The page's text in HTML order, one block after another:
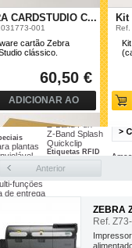
plantas
funções
de entrega
Pulseiras
Z-Band UltraSoft
Z-Band Direct
Z-Band Fun
Z-Band Splash
Quickclip
Etiquetas RFID
Pulseira RFID
4800
Fitas á cores
Fitas cera azul
Fitas cera ouro
CARDSTUDIO C...
001
cartão Zebra
clássico.
60,50 €
ADICIONAR AO
CARRINHO
Kit
Ref.
Anterior
ZEBRA
Ref.